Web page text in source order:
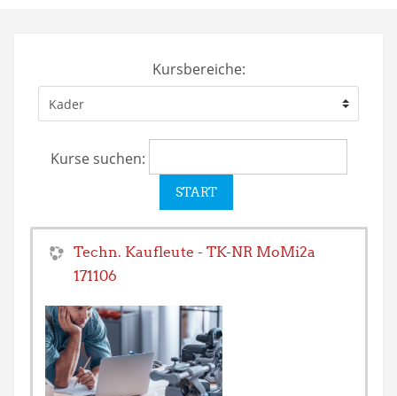
Kursbereiche:
Kurse suchen:
Techn. Kaufleute - TK-NR MoMi2a
171106
Trainer/in: